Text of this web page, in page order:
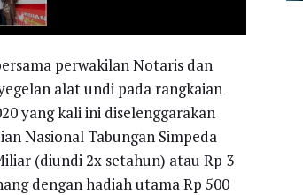
perwakilan Notaris dan
alat undi pada rangkaian
yang kali ini diselenggarakan
Nasional Tabungan Simpeda
(diundi 2x setahun) atau Rp 3
dengan hadiah utama Rp 500